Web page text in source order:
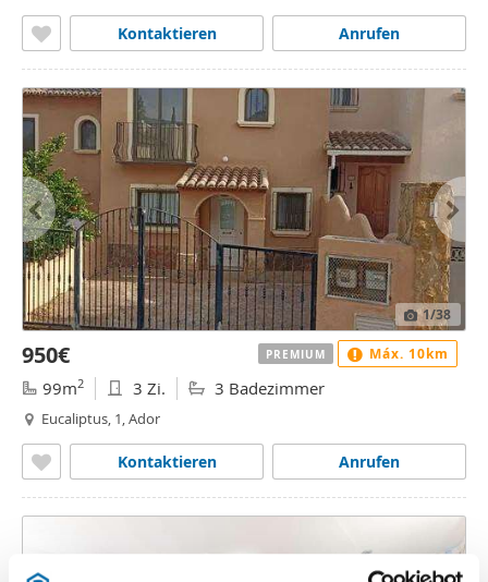
Anrufen
Kontaktieren
1/38
950€
99m2 3 Zi. 3 Badezimmer
Eucaliptus, 1, Ador
Anrufen
Kontaktieren
PREMIUM Máx. 10km